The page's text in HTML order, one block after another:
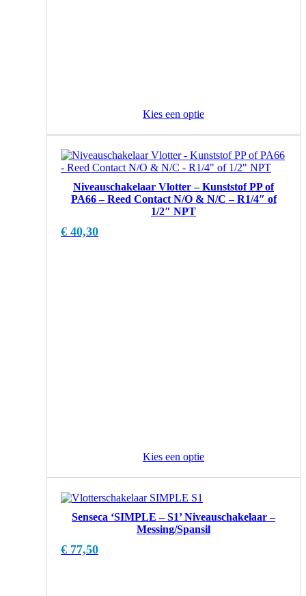
Kies een optie
Niveauschakelaar Vlotter – Kunststof PP of
PA66 – Reed Contact N/O & N/C – R1/4″ of
1/2″ NPT
€ 40,30
Kies een optie
Senseca ‘SIMPLE – S1’ Niveauschakelaar –
Messing/Spansil
€ 77,50